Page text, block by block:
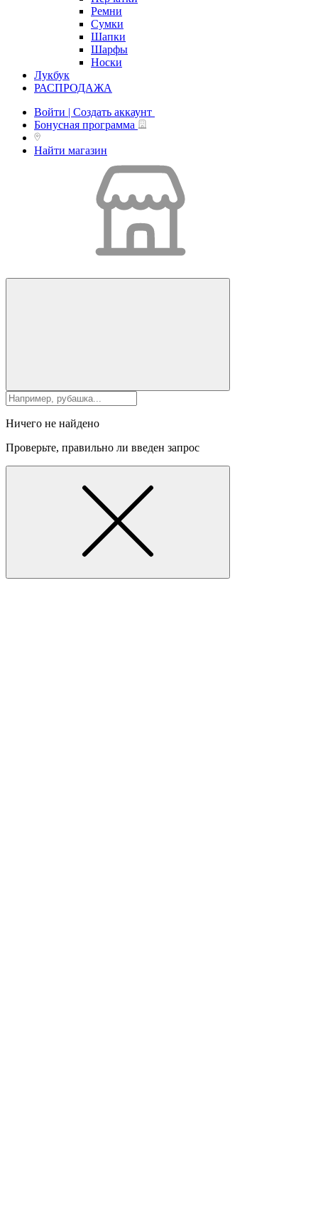
Ремни
Сумки
Шапки
Шарфы
Носки
Лукбук
РАСПРОДАЖА
Войти | Создать аккаунт
Бонусная программа
Найти магазин
Ничего не найдено
Проверьте, правильно ли введен запрос